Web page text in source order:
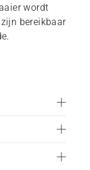
wordt
bereikbaar